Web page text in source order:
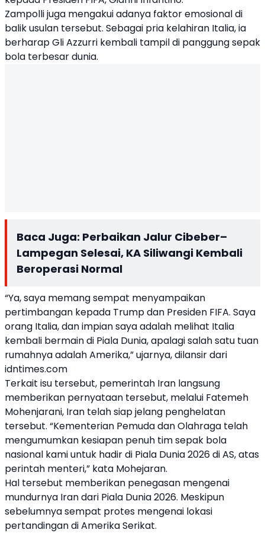
Zampolli juga mengakui adanya faktor emosional di
balik usulan tersebut. Sebagai pria kelahiran Italia, ia
berharap Gli Azzurri kembali tampil di panggung sepak
bola terbesar dunia.
Baca Juga: Perbaikan Jalur Cibeber–
Lampegan Selesai, KA Siliwangi Kembali
Beroperasi Normal
“Ya, saya memang sempat menyampaikan
pertimbangan kepada Trump dan Presiden FIFA. Saya
orang Italia, dan impian saya adalah melihat Italia
kembali bermain di Piala Dunia, apalagi salah satu tuan
rumahnya adalah Amerika,” ujarnya, dilansir dari
idntimes.com
Terkait isu tersebut, pemerintah Iran langsung
memberikan pernyataan tersebut, melalui Fatemeh
Mohenjarani, Iran telah siap jelang penghelatan
tersebut. “Kementerian Pemuda dan Olahraga telah
mengumumkan kesiapan penuh tim sepak bola
nasional kami untuk hadir di Piala Dunia 2026 di AS, atas
perintah menteri,” kata Mohejaran.
Hal tersebut memberikan penegasan mengenai
mundurnya Iran dari Piala Dunia 2026. Meskipun
sebelumnya sempat protes mengenai lokasi
pertandingan di Amerika Serikat.